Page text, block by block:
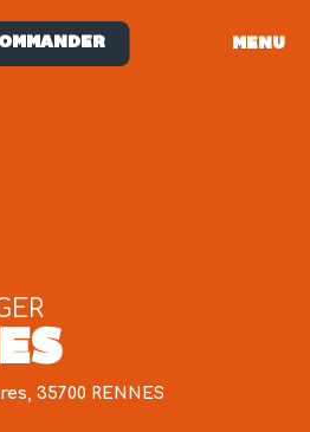
MENU
35700 RENNES